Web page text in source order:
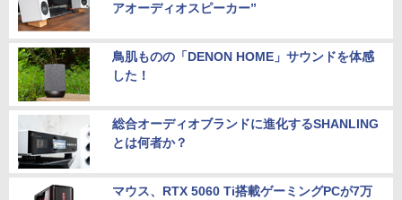
アオーディオスピーカー”
鳥肌ものの「DENON HOME」サウンドを体感
した！
総合オーディオブランドに進化するSHANLING
とは何者か？
マウス、RTX 5060 Ti搭載ゲーミングPCが7万